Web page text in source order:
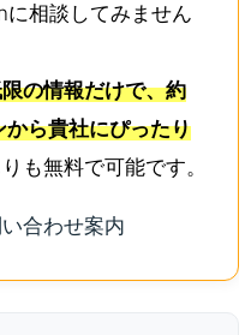
相談してみません
の情報だけで、約
ら貴社にぴったり
も無料で可能です。